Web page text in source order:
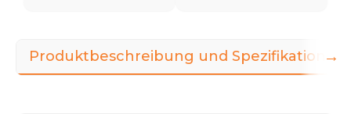
Produktbeschreibung und Spezifikationen
→